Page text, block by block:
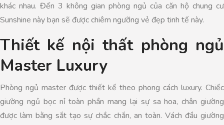
khác nhau. Đến 3 không gian phòng ngủ của căn hộ chung cư
Sunshine này bạn sẽ được chiêm ngưỡng vẻ đẹp tinh tế này.
Thiết kế nội thất phòng ngủ
Master Luxury
Phòng ngủ master được thiết kế theo phong cách luxury. Chiếc
giường ngủ bọc nỉ toàn phần mang lại sự sa hoa, chân giường
được làm bằng sắt tạo sự chắc chắn, an toàn. Vách đầu giường